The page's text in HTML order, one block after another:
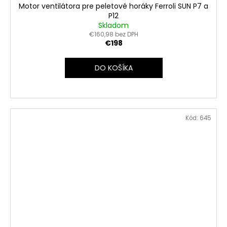
Motor ventilátora pre peletové horáky Ferroli SUN P7 a
P12
Skladom
€160,98 bez DPH
€198
DO KOŠÍKA
Kód: 645